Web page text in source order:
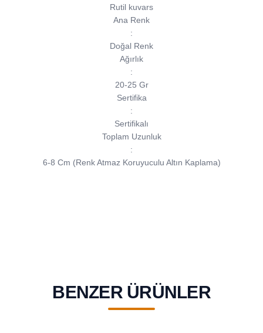
Rutil kuvars
Ana Renk
:
Doğal Renk
Ağırlık
:
20-25 Gr
Sertifika
:
Sertifikalı
Toplam Uzunluk
:
6-8 Cm (Renk Atmaz Koruyuculu Altın Kaplama)
BENZER ÜRÜNLER